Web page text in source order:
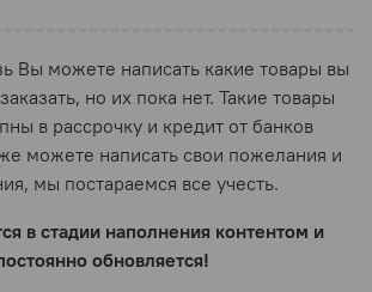
Вы можете написать какие товары вы
но их пока нет. Такие товары
в рассрочку и кредит от банков
можете написать свои пожелания и
мы постараемся все учесть.
в стадии наполнения контентом и
обновляется!